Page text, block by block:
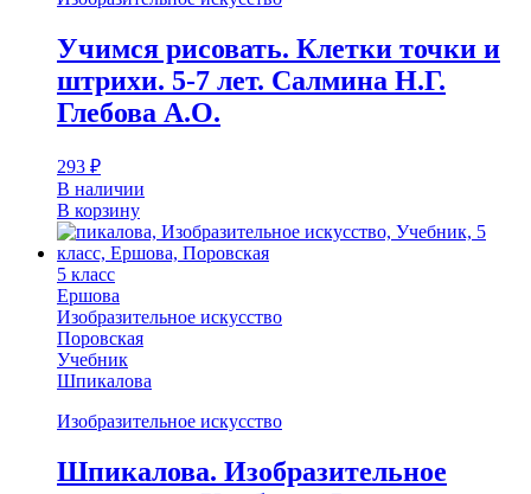
Учимся рисовать. Клетки точки и
штрихи. 5-7 лет. Салмина Н.Г.
Глебова А.О.
293 ₽
В наличии
В корзину
5 класс
Ершова
Изобразительное искусство
Поровская
Учебник
Шпикалова
Изобразительное искусство
Шпикалова. Изобразительное